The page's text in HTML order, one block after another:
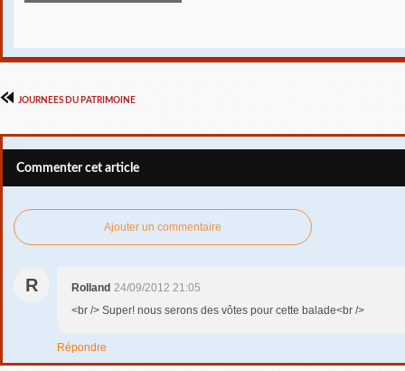
JOURNEES DU PATRIMOINE
Commenter cet article
Ajouter un commentaire
R Rolland 24/09/2012 21:05
<br /> Super! nous serons des vôtes pour cette balade<br />
Répondre